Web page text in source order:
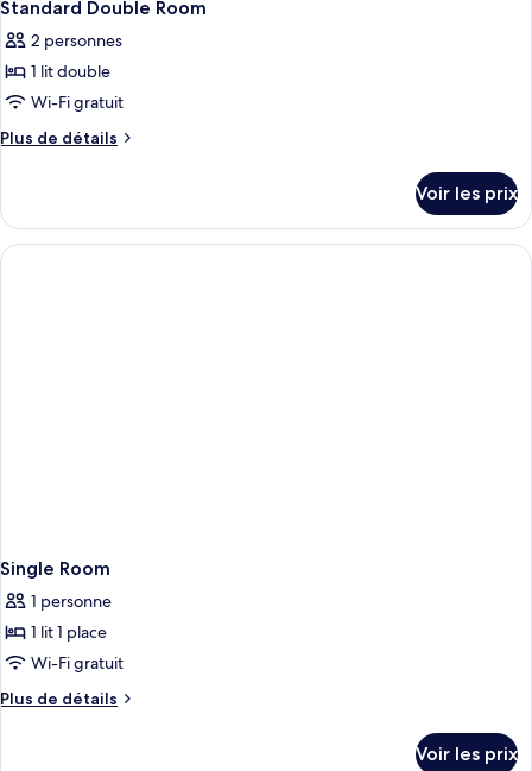
Standard Double Room
2 personnes
1 lit double
Wi-Fi gratuit
Plus de détails
Plus
le
type
de
Voir les prix
Single Room
1 personne
1 lit 1 place
Wi-Fi gratuit
Plus de détails
Plus
Voir les prix